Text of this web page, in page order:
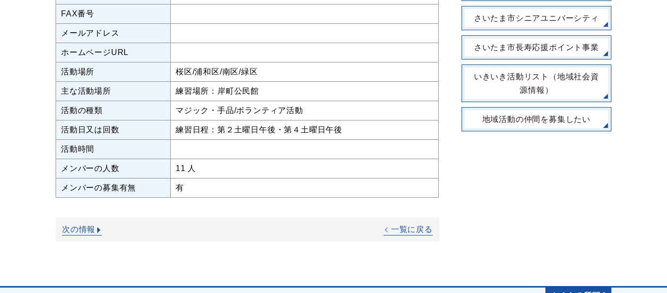
FAX番号
メールアドレス
ホームページURL
活動場所 桜区/浦和区/南区/緑区
主な活動場所 練習場所：岸町公民館
活動の種類 マジック・手品/ボランティア活動
活動日又は回数 練習日程：第２土曜日午後・第４土曜日午後
活動時間
メンバーの人数 11 人
メンバーの募集有無 有
次の情報 一覧に戻る
さいたま市シニアユニバーシティ
さいたま市長寿応援ポイント事業
いきいき活動リスト（地域社会資
源情報）
地域活動の仲間を募集したい